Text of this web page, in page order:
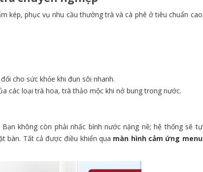
kép, phục vụ nhu cầu thưởng trà và cà phê ở tiêu chuẩn cao
cho sức khỏe khi đun sôi nhanh.
các loại trà hoa, trà thảo mộc khi nở bung trong nước.
không còn phải nhấc bình nước nặng nề; hệ thống sẽ tự
bàn. Tất cả được điều khiển qua màn hình cảm ứng menu